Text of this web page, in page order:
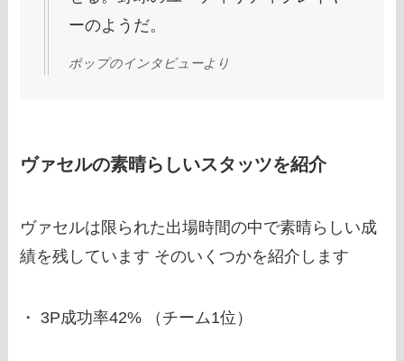
ーのようだ。
ポップのインタビューより
ヴァセルの素晴らしいスタッツを紹介
ヴァセルは限られた出場時間の中で素晴らしい成
績を残しています そのいくつかを紹介します
・ 3P成功率42% （チーム1位）